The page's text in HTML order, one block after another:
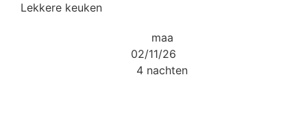
Lekkere keuken
maa
02/11/26
4 nachten